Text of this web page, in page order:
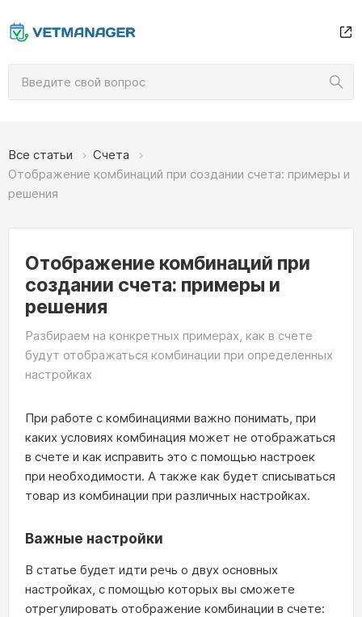
Все статьи
Счета
Отображение комбинаций при создании счета: примеры и
решения
Отображение комбинаций при
создании счета: примеры и
решения
Разбираем на конкретных примерах, как в счете
будут отображаться комбинации при определенных
настройках
При работе с комбинациями важно понимать, при
каких условиях комбинация может не отображаться
в счете и как исправить это с помощью настроек
при необходимости. А также как будет списываться
товар из комбинации при различных настройках.
Важные настройки
В статье будет идти речь о двух основных
настройках, с помощью которых вы сможете
отрегулировать отображение комбинации в счете: